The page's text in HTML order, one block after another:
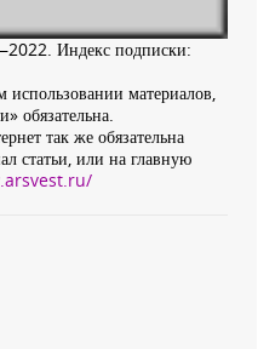
Индекс подписки:
материалов,
обязательна.
так же обязательна
статьи, или на главную